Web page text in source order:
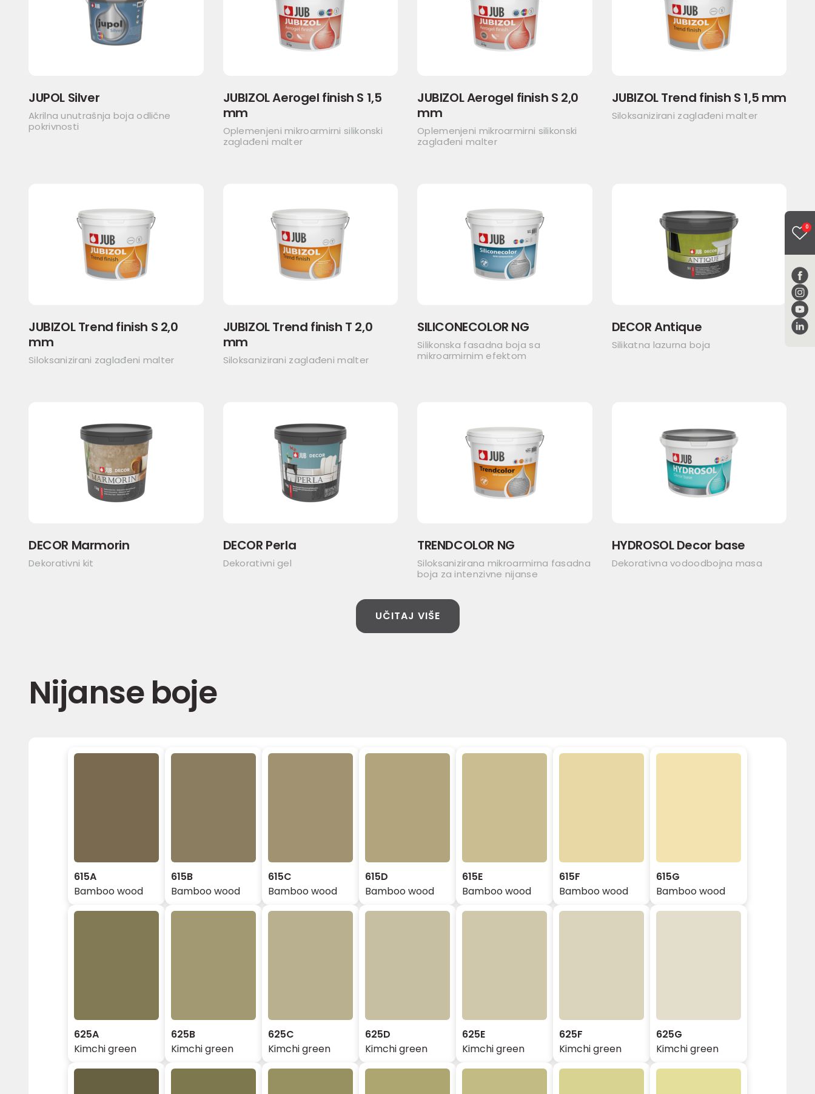
0
JUPOL Silver
Akrilna unutrašnja boja odlične
pokrivnosti
JUBIZOL Aerogel finish S 1,5
mm
Oplemenjeni mikroarmirni silikonski
zaglađeni malter
JUBIZOL Aerogel finish S 2,0
mm
Oplemenjeni mikroarmirni silikonski
zaglađeni malter
JUBIZOL Trend finish S 1,5 mm
Siloksanizirani zaglađeni malter
JUBIZOL Trend finish S 2,0
mm
Siloksanizirani zaglađeni malter
JUBIZOL Trend finish T 2,0
mm
Siloksanizirani zaglađeni malter
SILICONECOLOR NG
Silikonska fasadna boja sa
mikroarmirnim efektom
DECOR Antique
Silikatna lazurna boja
DECOR Marmorin
Dekorativni kit
DECOR Perla
Dekorativni gel
TRENDCOLOR NG
Siloksanizirana mikroarmirna fasadna
boja za intenzivne nijanse
HYDROSOL Decor base
Dekorativna vodoodbojna masa
UČITAJ VIŠE
Nijanse boje
615A
Bamboo wood
615B
Bamboo wood
615C
Bamboo wood
615D
Bamboo wood
615E
Bamboo wood
615F
Bamboo wood
615G
Bamboo wood
625A
Kimchi green
625B
Kimchi green
625C
Kimchi green
625D
Kimchi green
625E
Kimchi green
625F
Kimchi green
625G
Kimchi green